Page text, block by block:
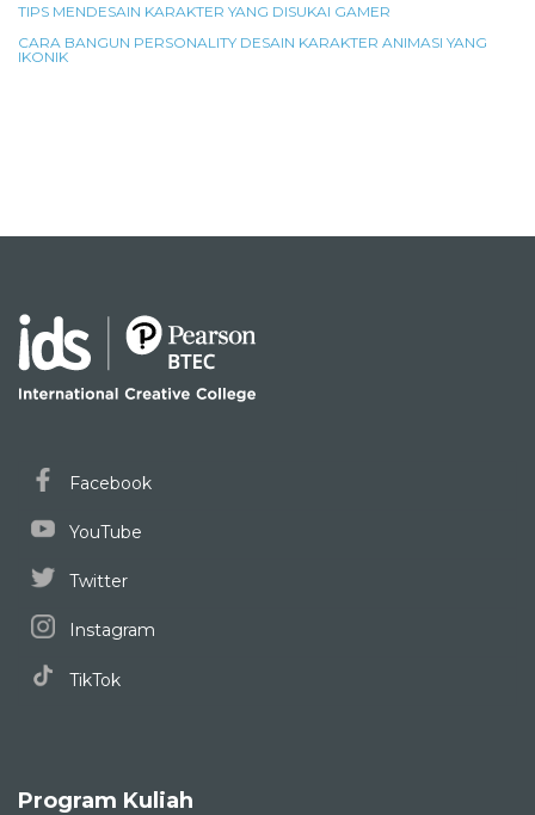
TIPS MENDESAIN KARAKTER YANG DISUKAI GAMER
CARA BANGUN PERSONALITY DESAIN KARAKTER ANIMASI YANG
IKONIK
Facebook
YouTube
Twitter
Instagram
TikTok
Program Kuliah